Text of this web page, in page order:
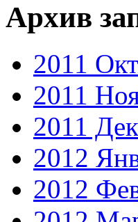
Архив
2011
2011
2011
2012
2012